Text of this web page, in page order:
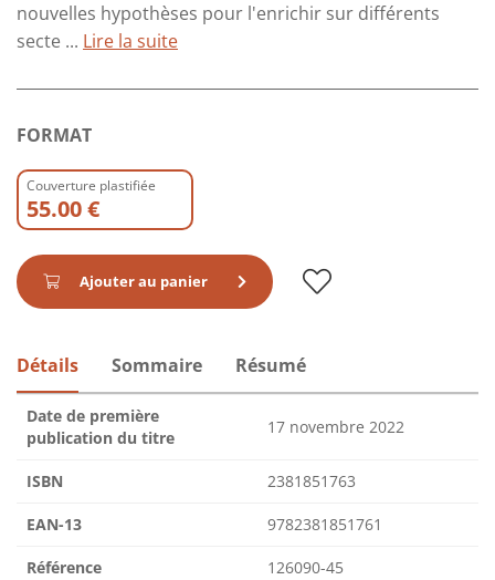
nouvelles hypothèses pour l'enrichir sur différents
secte ... Lire la suite
FORMAT
Couverture plastifiée
55.00 €
Ajouter au panier
Détails Sommaire Résumé
Date de première
publication du titre
17 novembre 2022
ISBN 2381851763
EAN-13 9782381851761
Référence 126090-45